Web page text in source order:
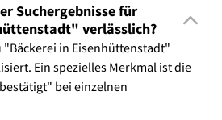
Suchergebnisse für
verlässlich?
"Bäckerei in Eisenhüttenstadt"
Ein spezielles Merkmal ist die
bei einzelnen